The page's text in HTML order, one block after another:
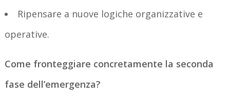
Ripensare a nuove logiche organizzative e
operative.
Come fronteggiare concretamente la seconda
fase dell’emergenza?